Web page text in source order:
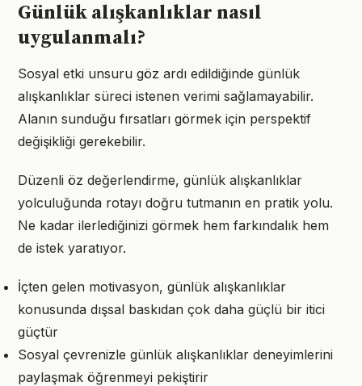
Günlük alışkanlıklar nasıl
uygulanmalı?
Sosyal etki unsuru göz ardı edildiğinde günlük
alışkanlıklar süreci istenen verimi sağlamayabilir.
Alanın sunduğu fırsatları görmek için perspektif
değişikliği gerekebilir.
Düzenli öz değerlendirme, günlük alışkanlıklar
yolculuğunda rotayı doğru tutmanın en pratik yolu.
Ne kadar ilerlediğinizi görmek hem farkındalık hem
de istek yaratıyor.
İçten gelen motivasyon, günlük alışkanlıklar
konusunda dışsal baskıdan çok daha güçlü bir itici
güçtür
Sosyal çevrenizle günlük alışkanlıklar deneyimlerini
paylaşmak öğrenmeyi pekiştirir